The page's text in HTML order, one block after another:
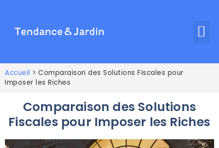
Accueil > Comparaison des Solutions Fiscales pour
Imposer les Riches
Comparaison des Solutions
Fiscales pour Imposer les Riches